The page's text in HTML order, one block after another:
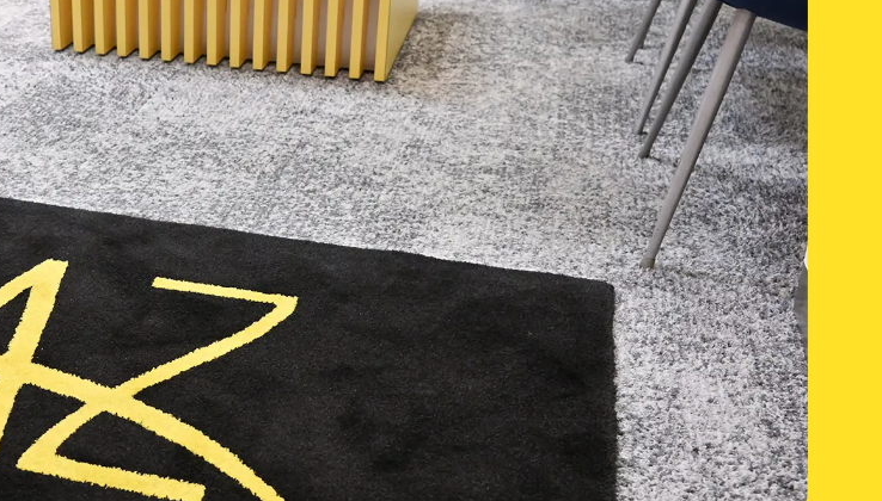
KAZ矯正歯科の特徴
口腔内スキャナー（iTero）
感染予防対策
カスタムメイド型リンガルブラケット矯正装置（WIN）
マウスピース型矯正装置（インビザライン）
歯科矯正用アンカースクリューを用いた矯正治療
歯のクリーニング
治療期間を短くするための方法
コルチコトミー（歯槽骨皮質骨切除術）